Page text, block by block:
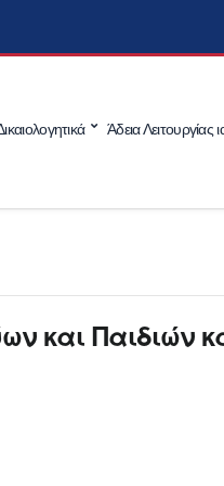
Άδεια Λειτουργίας
και Παιδιών